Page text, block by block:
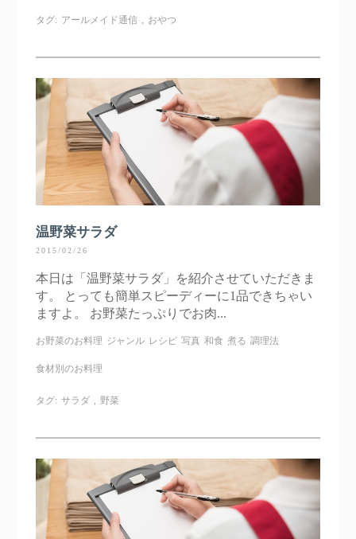
タグ: アールメイド通信 , おやつ
温野菜サラダ
2015/02/26
本日は「温野菜サラダ」を紹介させていただきま
す。 とっても簡単スピーディーに1品できちゃい
ますよ。 お野菜たっぷりでお肉...
お野菜のお料理 ジャンル レシピ 写真 和食 煮る 調理法
食材別のお料理
タグ: サラダ , 野菜